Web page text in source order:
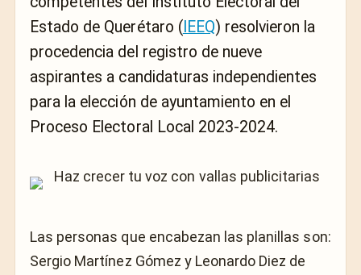
Estado de Querétaro (IEEQ) resolvieron la
procedencia del registro de nueve
aspirantes a candidaturas independientes
para la elección de ayuntamiento en el
Proceso Electoral Local 2023-2024.
Las personas que encabezan las planillas son:
Sergio Martínez Gómez y Leonardo Diez de